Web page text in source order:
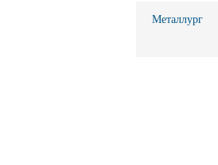
Металлург